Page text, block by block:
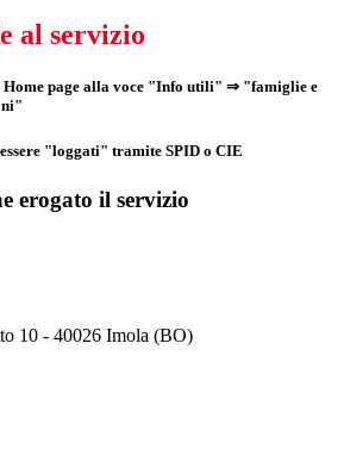
al servizio
page alla voce "Info utili" ⇒ "famiglie e
"
essere "loggati" tramite SPID o CIE
erogato il servizio
10 - 40026 Imola (BO)